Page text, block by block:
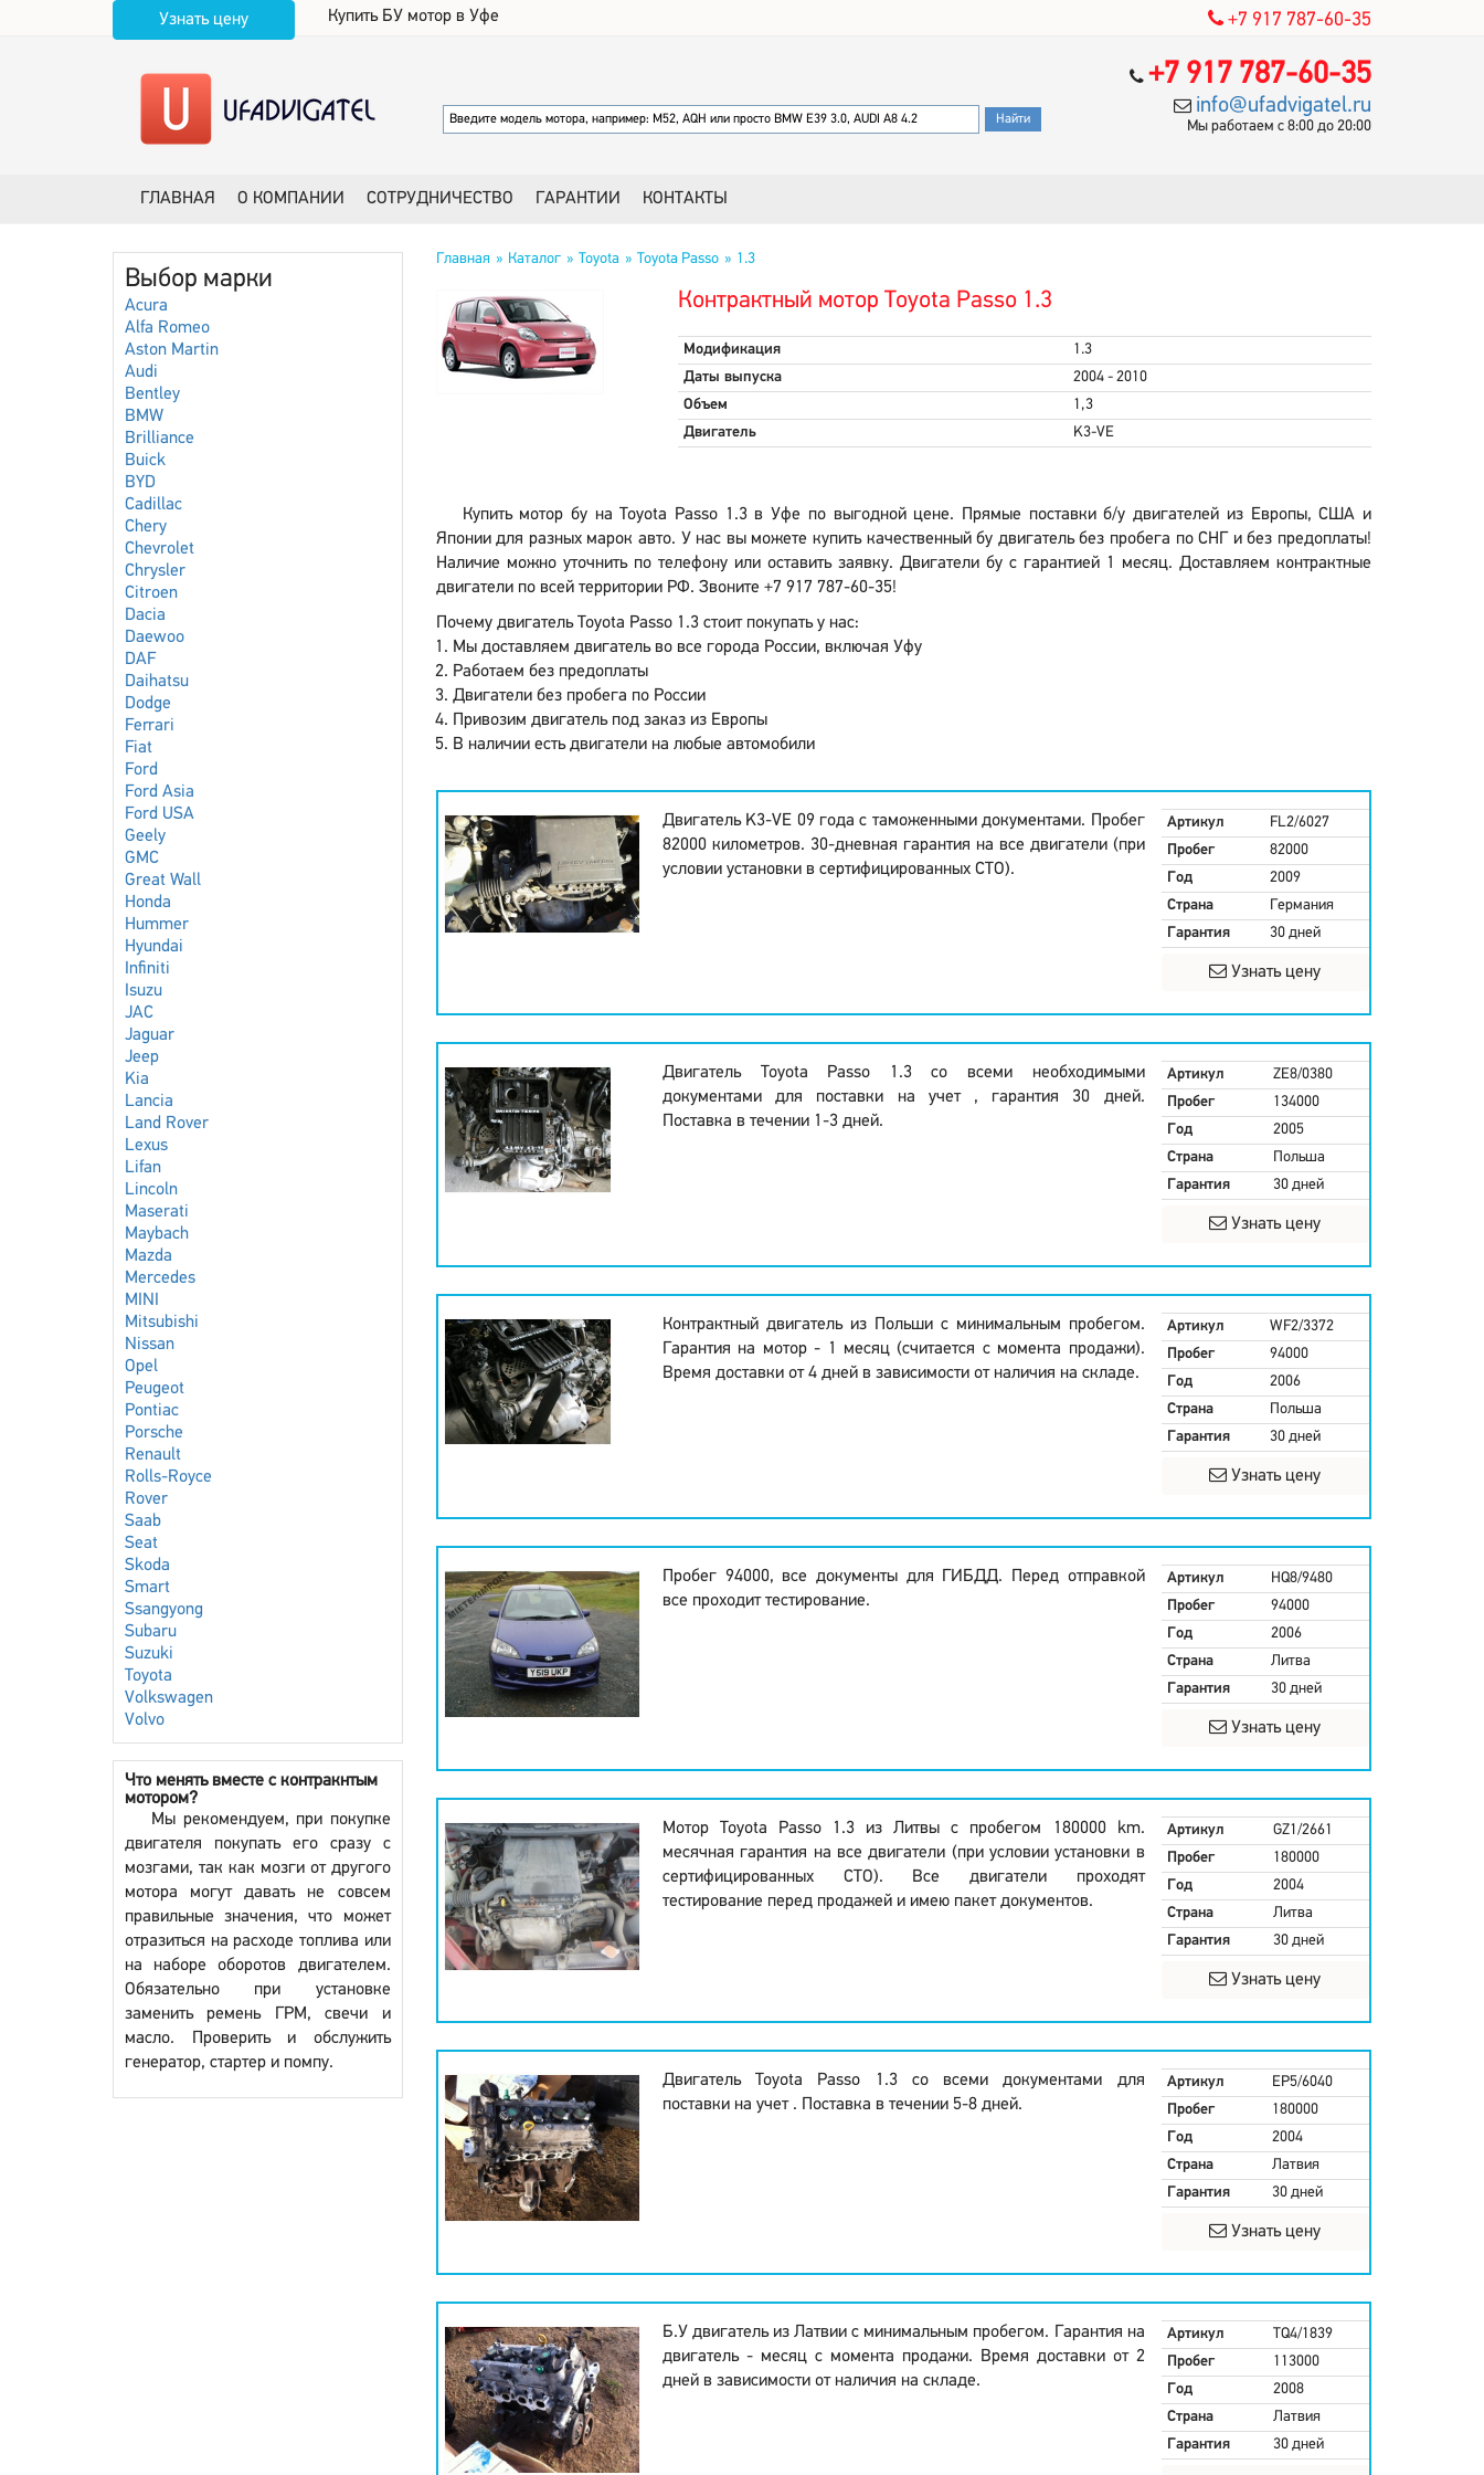
Узнать цену Купить БУ мотор в Уфе +7 917 787-60-35
+7 917 787-60-35
info@ufadvigatel.ru
Мы работаем с 8:00 до 20:00
ГЛАВНАЯ О КОМПАНИИ СОТРУДНИЧЕСТВО ГАРАНТИИ КОНТАКТЫ
Выбор марки
Acura
Alfa Romeo
Aston Martin
Audi
Bentley
BMW
Brilliance
Buick
BYD
Cadillac
Chery
Chevrolet
Chrysler
Citroen
Dacia
Daewoo
DAF
Daihatsu
Dodge
Ferrari
Fiat
Ford
Ford Asia
Ford USA
Geely
GMC
Great Wall
Honda
Hummer
Hyundai
Infiniti
Isuzu
JAC
Jaguar
Jeep
Kia
Lancia
Land Rover
Lexus
Lifan
Lincoln
Maserati
Maybach
Mazda
Mercedes
MINI
Mitsubishi
Nissan
Opel
Peugeot
Pontiac
Porsche
Renault
Rolls-Royce
Rover
Saab
Seat
Skoda
Smart
Ssangyong
Subaru
Suzuki
Toyota
Volkswagen
Volvo
Что менять вместе с контракнтым
мотором?
Мы рекомендуем, при покупке
двигателя покупать его сразу с
мозгами, так как мозги от другого
мотора могут давать не совсем
правильные значения, что может
отразиться на расходе топлива или
на наборе оборотов двигателем.
Обязательно при установке
заменить ремень ГРМ, свечи и
масло. Проверить и обслужить
генератор, стартер и помпу.
Главная Каталог Toyota Toyota Passo 1.3
Контрактный мотор Toyota Passo 1.3
Модификация
1.3
Даты выпуска
2004 - 2010
Объем
1,3
Двигатель
K3-VE
Купить мотор бу на Toyota Passo 1.3 в Уфе по выгодной цене. Прямые поставки б/у двигателей из Европы, США и
Японии для разных марок авто. У нас вы можете купить качественный бу двигатель без пробега по СНГ и без предоплаты!
Наличие можно уточнить по телефону или оставить заявку. Двигатели бу с гарантией 1 месяц. Доставляем контрактные
двигатели по всей территории РФ. Звоните +7 917 787-60-35!
Почему двигатель Toyota Passo 1.3 стоит покупать у нас:
Мы доставляем двигатель во все города России, включая Уфу
Работаем без предоплаты
Двигатели без пробега по России
Привозим двигатель под заказ из Европы
В наличии есть двигатели на любые автомобили
Двигатель K3-VE 09 года с таможенными документами. Пробег
82000 километров. 30-дневная гарантия на все двигатели (при
условии установки в сертифицированных СТО).
Артикул
FL2/6027
Пробег
82000
Год
2009
Страна
Германия
Гарантия
30 дней
Узнать цену
Двигатель Toyota Passo 1.3 со всеми необходимыми
документами для поставки на учет , гарантия 30 дней.
Поставка в течении 1-3 дней.
Артикул
ZE8/0380
Пробег
134000
Год
2005
Страна
Польша
Гарантия
30 дней
Узнать цену
Контрактный двигатель из Польши с минимальным пробегом.
Гарантия на мотор - 1 месяц (считается с момента продажи).
Время доставки от 4 дней в зависимости от наличия на складе.
Артикул
WF2/3372
Пробег
94000
Год
2006
Страна
Польша
Гарантия
30 дней
Узнать цену
Пробег 94000, все документы для ГИБДД. Перед отправкой
все проходит тестирование.
Артикул
HQ8/9480
Пробег
94000
Год
2006
Страна
Литва
Гарантия
30 дней
Узнать цену
Мотор Toyota Passo 1.3 из Литвы с пробегом 180000 km.
месячная гарантия на все двигатели (при условии установки в
сертифицированных СТО). Все двигатели проходят
тестирование перед продажей и имею пакет документов.
Артикул
GZ1/2661
Пробег
180000
Год
2004
Страна
Литва
Гарантия
30 дней
Узнать цену
Двигатель Toyota Passo 1.3 со всеми документами для
поставки на учет . Поставка в течении 5-8 дней.
Артикул
EP5/6040
Пробег
180000
Год
2004
Страна
Латвия
Гарантия
30 дней
Узнать цену
Б.У двигатель из Латвии с минимальным пробегом. Гарантия на
двигатель - месяц с момента продажи. Время доставки от 2
дней в зависимости от наличия на складе.
Артикул
TQ4/1839
Пробег
113000
Год
2008
Страна
Латвия
Гарантия
30 дней